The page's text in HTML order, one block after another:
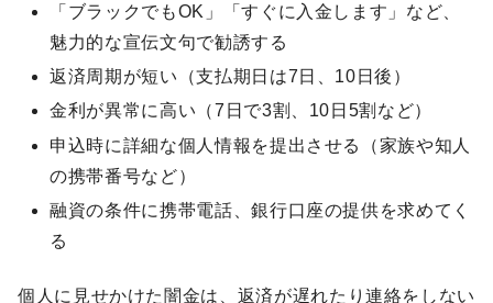
「ブラックでもOK」「すぐに入金します」など、
魅力的な宣伝文句で勧誘する
返済周期が短い（支払期日は7日、10日後）
金利が異常に高い（7日で3割、10日5割など）
申込時に詳細な個人情報を提出させる（家族や知人
の携帯番号など）
融資の条件に携帯電話、銀行口座の提供を求めてく
る
個人に見せかけた闇金は、返済が遅れたり連絡をしない